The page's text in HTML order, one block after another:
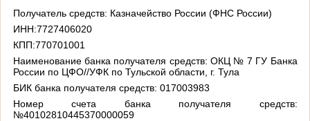
Получатель средств: Казначейство России (ФНС России)
ИНН:7727406020
КПП:770701001
Наименование банка получателя средств: ОКЦ № 7 ГУ Банка
России по ЦФО//УФК по Тульской области, г. Тула
БИК банка получателя средств: 017003983
Номер счета банка получателя средств:
№40102810445370000059